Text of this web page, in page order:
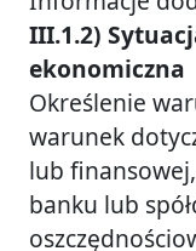
III.1.2)
ekonomiczna
Określenie
warunek
lub
banku lub